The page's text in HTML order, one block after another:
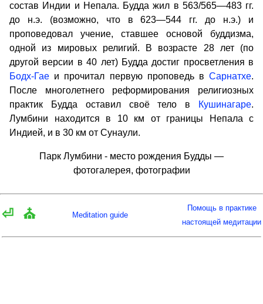
состав Индии и Непала. Будда жил в 563/565—483 гг.
до н.э. (возможно, что в 623—544 гг. до н.э.) и
проповедовал учение, ставшее основой буддизма,
одной из мировых религий. В возрасте 28 лет (по
другой версии в 40 лет) Будда достиг просветления в
Бодх-Гае и прочитал первую проповедь в Сарнатхе.
После многолетнего реформирования религиозных
практик Будда оставил своё тело в
Кушинагаре.
Лумбини находится в 10 км от границы Непала с
Индией, и в 30 км от Сунаули.
Парк Лумбини - место рождения Будды —
фотогалерея, фотографии
⏎ ⛪ Meditation guide
Помощь в практике
настоящей медитации